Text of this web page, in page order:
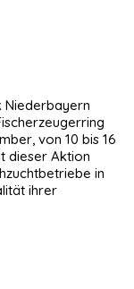
Niederbayern
von 10 bis 16
dieser Aktion
in
ihrer